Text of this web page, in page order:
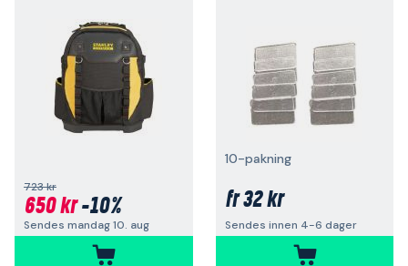
723 kr
650 kr-10%
Sendes mandag 10. aug
10-pakning
fr32 kr
Sendes innen 4-6 dager